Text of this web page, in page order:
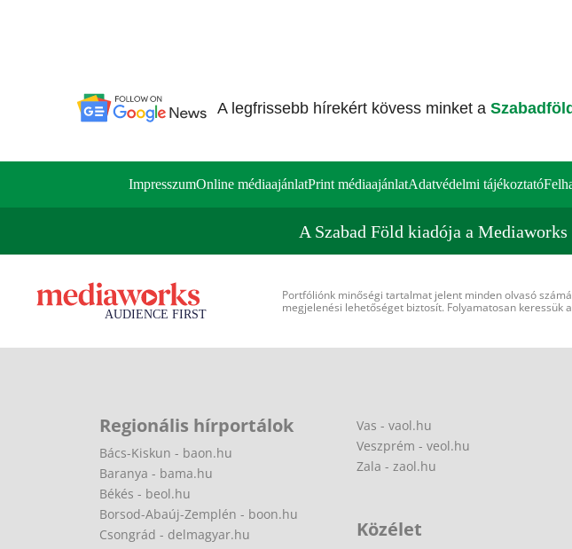
A legfrissebb hírekért kövess minket a Szabadföld
ImpresszumOnline médiaajánlatPrint médiaajánlatAdatvédelmi tájékoztató
A Szabad Föld kiadója a
Portfóliónk minőségi tartalmat jelent minden olvasó
megjelenési lehetőséget biztosít. Folyamatosan keressük
Regionális hírportálok
Bács-Kiskun - baon.hu
Baranya - bama.hu
Békés - beol.hu
Borsod-Abaúj-Zemplén - boon.hu
Csongrád - delmagyar.hu
Vas - vaol.hu
Veszprém - veol.hu
Zala - zaol.hu
Közélet